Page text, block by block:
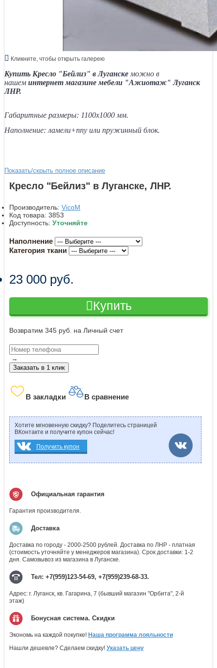
Кликните, чтобы открыть галерею
Купить Кресло "Бейлиз" в Луганске можно в
нашем интернет магазине мебели "Ажиотаж" Луганск
ЛНР.
Габаритные размеры: 1100х1000 мм.
Наполнение: ламели+ппу или пружинный блок.
Показать/скрыть полное описание
Кресло "Бейлиз" в Луганске, ЛНР.
Производитель: VicoM
Код товара: 3853
Доступность: Уточняйте
Наполнение
Категория ткани
23 000 руб.
Купить
Возвратим 345 руб. на Личный счет
→
Заказать в 1 клик
В закладки В сравнение
Хотите мгновенную скидку? Поделитесь страницей
ВКонтакте и получите купон сейчас!
Получить купон
Официальная гарантия
Гарантия производителя.
Доставка
Доставка по городу - 2000-2500 рублей. Доставка по ЛНР - платная
(стоимость уточняйте у менеджеров магазина). Срок доставки: 1-2
дня. Самовывоз из магазина в Луганске.
Тел: +7(959)123-54-69, +7(959)239-68-33.
Адрес: г. Луганск, кв. Гагарина, 7 (бывший магазин "Орбита", 2-й
этаж)
Бонусная система. Скидки
Экономь на каждой покупке! Наша программа лояльности
Нашли дешевле? Сделаем скидку! Указать цену